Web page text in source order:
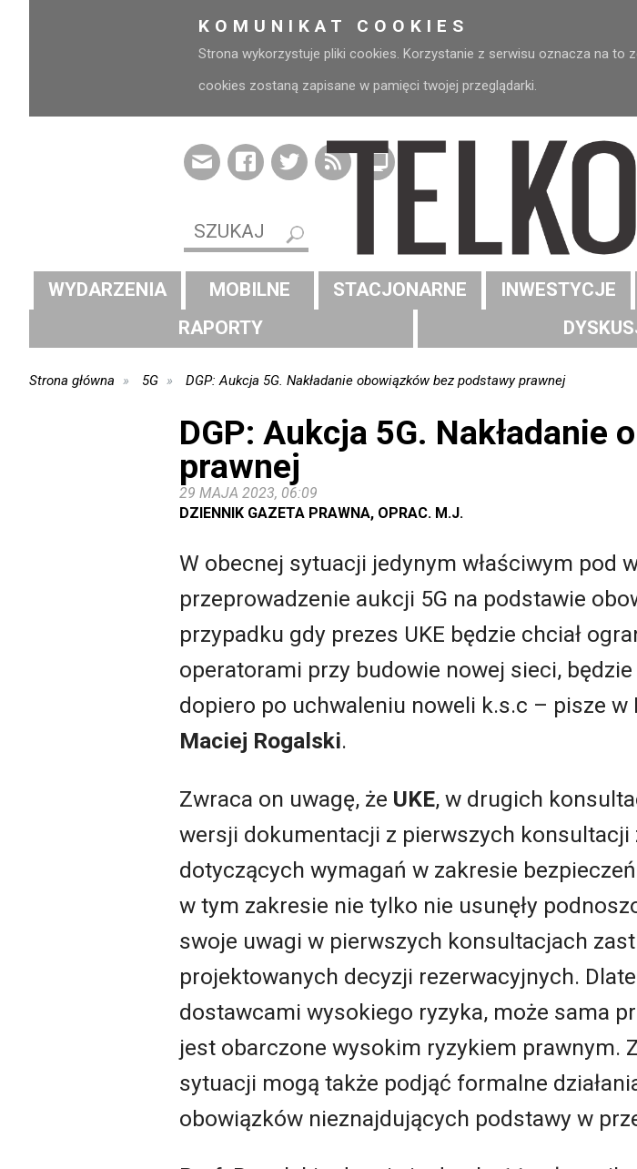
KOMUNIKAT COOKIES
Strona wykorzystuje pliki cookies. Korzystanie z serwisu oznacza na to
cookies zostaną zapisane w pamięci twojej przeglądarki.
WYDARZENIA MOBILNE STACJONARNE INWESTYCJE
RAPORTY
Strona główna 5G DGP: Aukcja 5G. Nakładanie obowiązków bez podstawy prawnej
DGP: Aukcja 5G.
prawnej
29 MAJA 2023, 06:09
DZIENNIK GAZETA PRAWNA, OPRAC. M.J.
W obecnej sytuacji jedynym właściwym pod
przeprowadzenie aukcji 5G na podstawie
przypadku gdy prezes UKE będzie chciał
operatorami przy budowie nowej sieci,
dopiero po uchwaleniu noweli k.s.c – pisze w
Maciej Rogalski.
Zwraca on uwagę, że UKE, w drugich
wersji dokumentacji z pierwszych
dotyczących wymagań w zakresie
w tym zakresie nie tylko nie usunęły
swoje uwagi w pierwszych konsultacjach
projektowanych decyzji rezerwacyjnych.
dostawcami wysokiego ryzyka, może sama
jest obarczone wysokim ryzykiem prawnym.
sytuacji mogą także podjąć formalne
obowiązków nieznajdujących podstawy w